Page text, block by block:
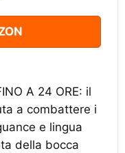
A 24 ORE: il
a combattere i
e lingua
della bocca